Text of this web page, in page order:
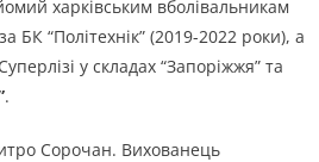
харківським вболівальникам
БК “Політехнік” (2019-2022 роки), а
у складах “Запоріжжя” та
.
Сорочан. Вихованець